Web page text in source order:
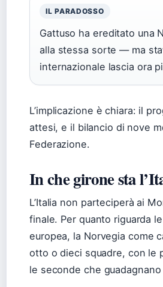
IL PARADOSSO
Gattuso ha ereditato una
alla stessa sorte — ma
internazionale lascia ora
L’implicazione è chiara: il
attesi, e il bilancio di nove
Federazione.
In che girone sta
L’Italia non parteciperà ai
finale. Per quanto riguarda
europea, la Norvegia come
otto o dieci squadre, con le
le seconde che